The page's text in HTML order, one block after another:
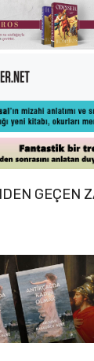
GEÇEN